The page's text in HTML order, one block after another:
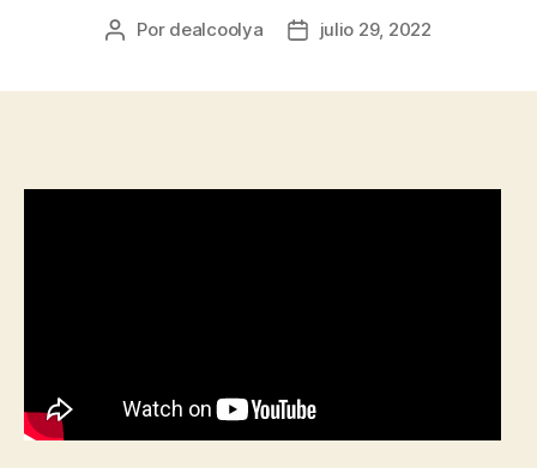
Autor
Por dealcoolya
Fechajulio 29, 2022